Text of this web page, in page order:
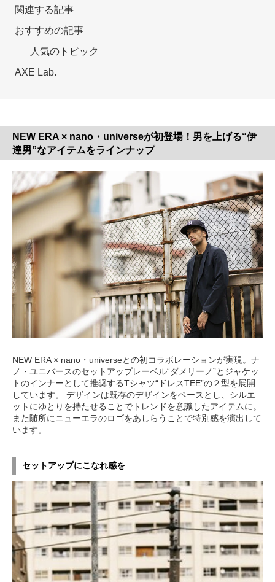
関連する記事
おすすめの記事
人気のトピック
AXE Lab.
NEW ERA × nano・universeが初登場！男を上げる“伊
達男”なアイテムをラインナップ
NEW ERA × nano・universeとの初コラボレーションが実現。ナ
ノ・ユニバースのセットアップレーベル“ダメリーノ”とジャケッ
トのインナーとして推奨するTシャツ“ドレスTEE”の２型を展開
しています。 デザインは既存のデザインをベースとし、シルエ
ットにゆとりを持たせることでトレンドを意識したアイテムに。
また随所にニューエラのロゴをあしらうことで特別感を演出して
います。
セットアップにこなれ感を